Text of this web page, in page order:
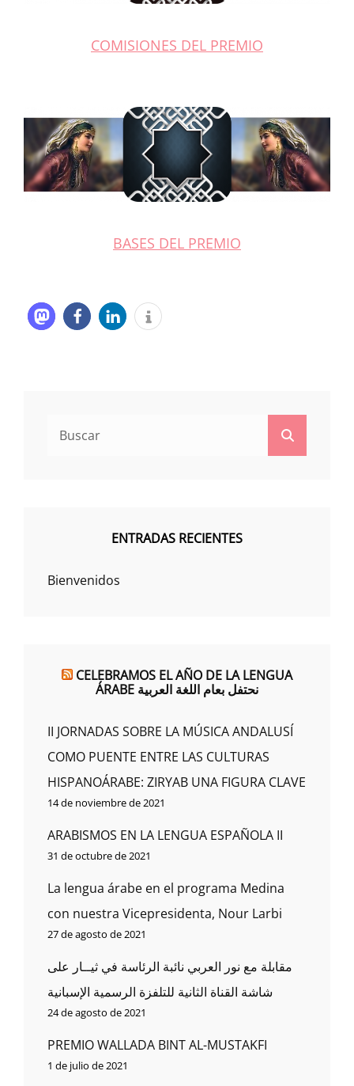
COMISIONES DEL PREMIO
BASES DEL PREMIO
ENTRADAS RECIENTES
Bienvenidos
CELEBRAMOS EL AÑO DE LA LENGUA
ÁRABE نحتفل بعام اللغة العربية
II JORNADAS SOBRE LA MÚSICA ANDALUSÍ
COMO PUENTE ENTRE LAS CULTURAS
HISPANOÁRABE: ZIRYAB UNA FIGURA CLAVE
14 de noviembre de 2021
ARABISMOS EN LA LENGUA ESPAÑOLA II
31 de octubre de 2021
La lengua árabe en el programa Medina
con nuestra Vicepresidenta, Nour Larbi
27 de agosto de 2021
مقابلة مع نور العربي نائبة الرئاسة في ثيــار على
شاشة القناة الثانية للتلفزة الرسمية الإسبانية
24 de agosto de 2021
PREMIO WALLADA BINT AL-MUSTAKFI
1 de julio de 2021